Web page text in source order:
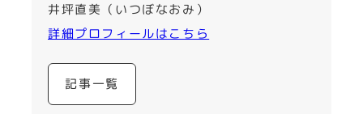
井坪直美（いつぼなおみ）
詳細プロフィールはこちら
記事一覧